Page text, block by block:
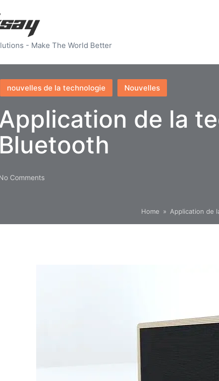
- Make The World Better
Posted
in
nouvelles de la technologie Nouvelles
de la
Bluetooth
Comments
Home » Application de